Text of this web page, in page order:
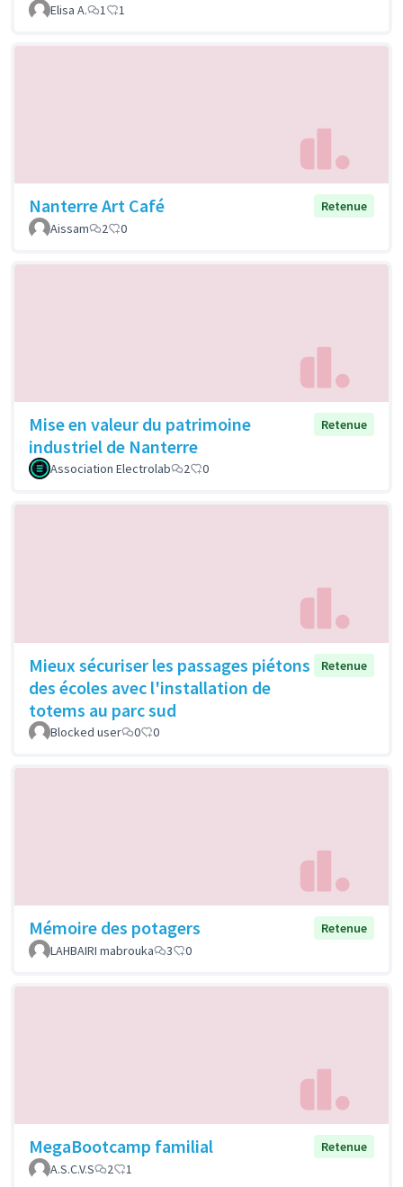
Elisa A. 1 1
Nanterre Art Café
Retenue
Aissam
2 0
Mise en valeur du patrimoine
industriel de Nanterre
Retenue
Association Electrolab 2 0
Mieux sécuriser les passages piétons
des écoles avec l'installation de
totems au parc sud
Retenue
Blocked user 0 0
Mémoire des potagers
Retenue
LAHBAIRI mabrouka
3 0
MegaBootcamp familial
Retenue
A.S.C.V.S
2 1